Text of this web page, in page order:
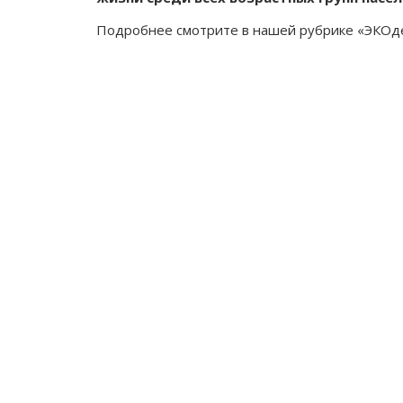
Подробнее смотрите в нашей рубрике